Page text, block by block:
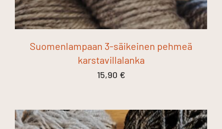
Suomenlampaan 3-säikeinen pehmeä
karstavillalanka
15,90 €